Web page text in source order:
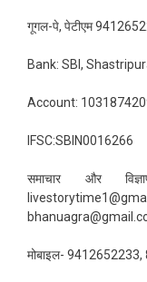
गूगल-पे, पेटीएम
Bank: SBI,
Account:
IFSC:SBIN0016266
समाचार और
मोबाइल-